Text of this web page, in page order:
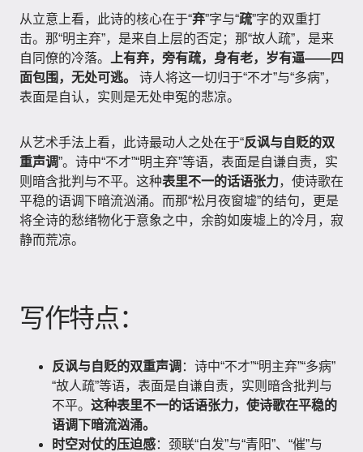
从立意上看，此诗的核心在于“弃”字与“疏”字的双重打
击。那“明主弃”，是来自上层的否定；那“故人疏”，是来
自同僚的冷落。
上有弃，旁有疏，身有老，岁有逼——四
面包围，无处可逃。
诗人将这一切归于“不才”与“多病”，
表面是自认，实则是无处申冤的悲凉。
从艺术手法上看，此诗最动人之处在于“反讽与自贬的双
重声调”。诗中“不才”“明主弃”等语，表面是自谦自责，实
则暗含批判与不平。这种表里不一的话语张力，使诗歌在
平稳的语调下暗流汹涌。而那“松月夜窗墟”的结句，更是
将全诗的愁绪物化于意象之中，余韵如废墟上的冷月，寂
静而荒凉。
写作特点：
反讽与自贬的双重声调 ：诗中“不才”“明主弃”“多病”
“故人疏”等语，表面是自谦自责，实则暗含批判与
不平。 这种表里不一的话语张力，使诗歌在平稳的
语调下暗流汹涌。
时空对仗的压迫感：颈联“白发”与“青阳”、“催”与